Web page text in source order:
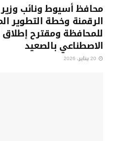
محافظ أسيوط ونائب
الرقمنة وخطة
للمحافظة ومقترح
الاصطناعي بالصعيد